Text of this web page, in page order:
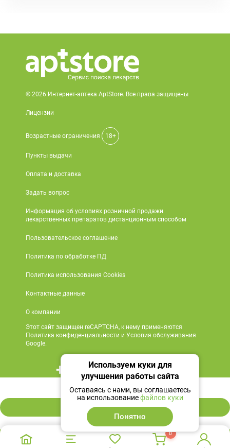
453 ₽
В корзину
© 2026 Интернет-аптека AptStore. Все права защищены
Лицензии
Возрастные ограничения 18+
Пункты выдачи
Оплата и доставка
Задать вопрос
Информация об условиях розничной продажи
лекарственных препаратов дистанционным способом
Пользовательское соглашение
Политика по обработке ПД
Политика использования Cookies
Контактные данные
О компании
Этот сайт защищен reCAPTCHA, к нему применяются
Политика конфиденциальности и Условия обслуживания
Google.
+7 495 419 18 18
Мы в социальных сетях
0
Используем куки для
улучшения работы сайта
Оставаясь с нами, вы соглашаетесь
на использованиефайлов куки
Понятно